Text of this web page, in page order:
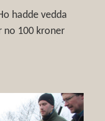
hadde vedda
no 100 kroner